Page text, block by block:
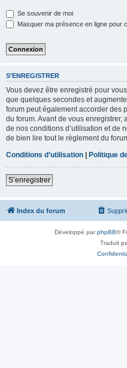
Se souvenir de moi
Masquer ma présence en ligne pour
S’ENREGISTRER
Vous devez être enregistré pour
que quelques secondes et
forum peut également accorder des
du forum. Avant de vous enregistrer,
de nos conditions d’utilisation et de
de bien lire tout le règlement du
Conditions d’utilisation | Politique
S’enregistrer
Index du forum
Développé parphpBB®
Traduit